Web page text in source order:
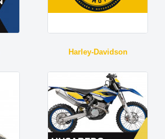
Harley-Davidson